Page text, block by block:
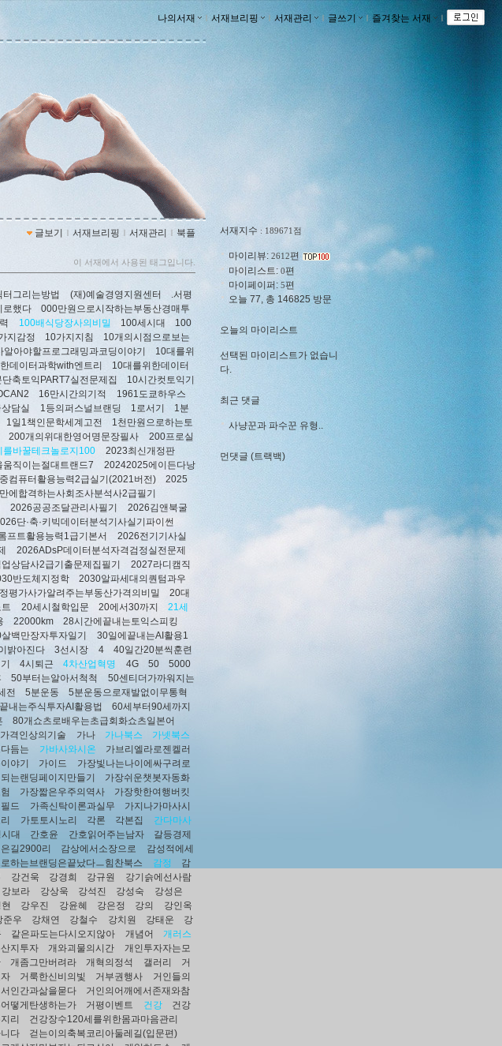
나의서재 서재브리핑 서재관리 ｌ 글쓰기 ｌ 즐겨찾는 서재 ｌ
글보기 ｌ 서재브리핑 ｌ 서재관리 ｌ 북플
이 서재에서 사용된 태그입니다.
그리는방법 (재)예술경영지원센터
.서평
로했다
000만원으로시작하는부동산경매투
100배식당장사의비밀 100세시대
100
지감정 10가지지침
10개의시점으로보는
알아야할프로그래밍과코딩이야기
10대를위
데이터과학with엔트리
10대를위한데이터
단축토익PART7실전문제집
10시간컷토익기
16만시간의기적
1961도쿄하우스
담실 1등의퍼스널브랜딩 1로서기
1분
1일1책인문학세계고전
1천만원으로하는토
200개의위대한영어명문장필사
200프로실
를바꿀테크놀로지100
2023최신개정판
직이는절대트랜드7
20242025에이든다낭
컴퓨터활용능력2급실기(2021버전)
2025
에합격하는사회조사분석사2급필기
2026공공조달관리사필기
2026김앤북굴
단·축·키빅데이터분석기사실기파이썬
프트활용능력1급기본서
2026전기기사실
2026ADsP데이터분석자격검정실전문제
상담사2급기출문제집필기
2027라디캠직
반도체지정학
2030알파세대의퀀텀과우
평가사가알려주는부동산가격의비밀
20대
20세시철학입문 20에서30까지
21세
22000km
28시간에끝내는토익스피킹
백만장자투자일기
30일에끝내는AI활용1
밝아진다 3선시장 4
40일간20분씩훈련
4시퇴근 4차산업혁명 4G 50
5000
50부터는알아서척척
50센티더가까워지는
전 5분운동
5분운동으로재발없이무통혁
내는주식투자AI활용법
60세부터90세까지
80개쇼츠로배우는초급회화쇼츠일본어
가격인상의기술 가나 가나북스
가넷북스
듬는 가바사와시온
가브리엘라로젠켈러
야기 가이드
가장빛나는나이에싸구려로
는랜딩페이지만들기
가장쉬운챗봇자동화
가장짧은우주의역사
가장핫한여행버킷
드 가족신탁이론과실무
가지나가마사시
가토토시노리 각론 각본집
간다마사
대 간호윤 간호읽어주는남자
갈등경제
길2900리 감상에서소장으로
감성적에세
하는브랜딩은끝났다ㅡ힘찬북스 감정
감
강건욱 강경희 강규원
강기슭에선사람
강보라 강상욱 강석진 강성숙
강성은
강우진 강윤혜 강은정 강의
강인옥
준우 강채연 강철수 강치원 강태운
강
같은파도는다시오지않아 개념어
개러스
지투자 개와괴물의시간
개인투자자는모
개좀그만버려라 개혁의정석 갤러리
거
거룩한신비의빛 거부권행사
거인들의
인간과삶을묻다
거인의어깨에서존재와참
떻게탄생하는가 거평이벤트 건강
건강
리
건강장수120세를위한몸과마음관리
다
걷는이의축복코리아둘레길(입문편)
서재지수 : 189671점
마이리뷰: 2612편
마이리스트: 0편
마이페이퍼: 5편
오늘 77, 총 146825 방문
오늘의 마이리스트
선택된 마이리스트가 없습니
다.
최근 댓글
사냥꾼과 파수꾼 유형..
먼댓글 (트랙백)